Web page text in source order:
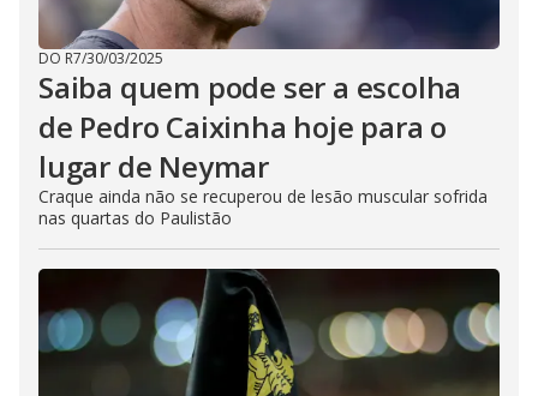
DO R7/30/03/2025
Saiba quem pode ser a escolha
de Pedro Caixinha hoje para o
lugar de Neymar
Craque ainda não se recuperou de lesão muscular sofrida
nas quartas do Paulistão